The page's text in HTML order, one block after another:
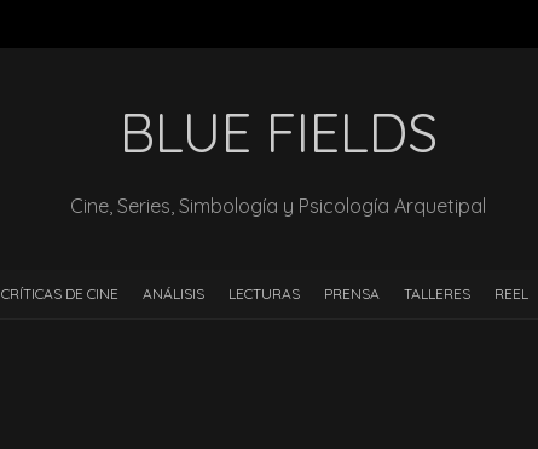
BLUE FIELDS
Cine, Series, Simbología y Psicología Arquetipal
CRÍTICAS DE CINE ANÁLISIS LECTURAS PRENSA TALLERES REEL